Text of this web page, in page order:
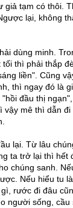
giả tạm có thôi.
lại, không
dùng minh.
thì phải thắp
liền". Cũng
thì ngay đó là
đầu thị
vậy mê thì dẫn
lại. Từ lâu
ta trở lại thì hết
chúng sanh.
Nếu hiểu tu
rước đi đâu
người sống,